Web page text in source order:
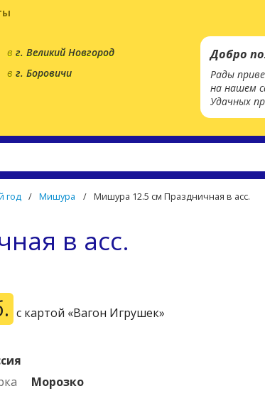
в г. Великий Новгород
в г. Боровичи
Добро
Рады
на нашем
Удачных
год / Мишура / Мишура 12.5 см Праздничная в асс.
в асс.
с картой «Вагон Игрушек»
Морозко